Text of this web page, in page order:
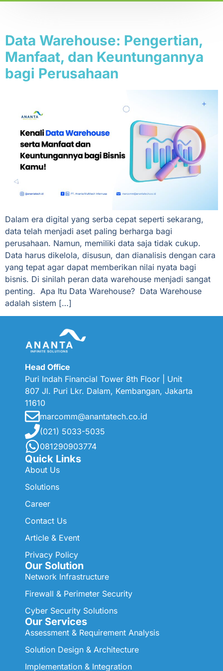
Data Warehouse: Pengertian,
Manfaat, dan Keuntungannya
bagi Perusahaan
Dalam era digital yang serba cepat seperti sekarang,
data telah menjadi aset paling berharga bagi
perusahaan. Namun, memiliki data saja tidak cukup.
Data harus dikelola, disusun, dan dianalisis dengan cara
yang tepat agar dapat memberikan nilai nyata bagi
bisnis. Di sinilah peran data warehouse menjadi sangat
penting. Apa Itu Data Warehouse? Data Warehouse
adalah sistem […]
Head Office
Puri Indah Financial Tower 8th Floor | Unit
807 Jl. Puri Lkr. Dalam, Kembangan, Jakarta
11610
marcomm@anantatech.co.id
(021) 5033-5035
081290903774
Quick Links
About Us
Solutions
Career
Contact Us
Article & Event
Privacy Policy
Our Solution
Network Infrastructure
Firewall & Perimeter Security
Cyber Security Solutions
Our Services
Assessment & Requirement Analysis
Solution Design & Architecture
Implementation & Integration